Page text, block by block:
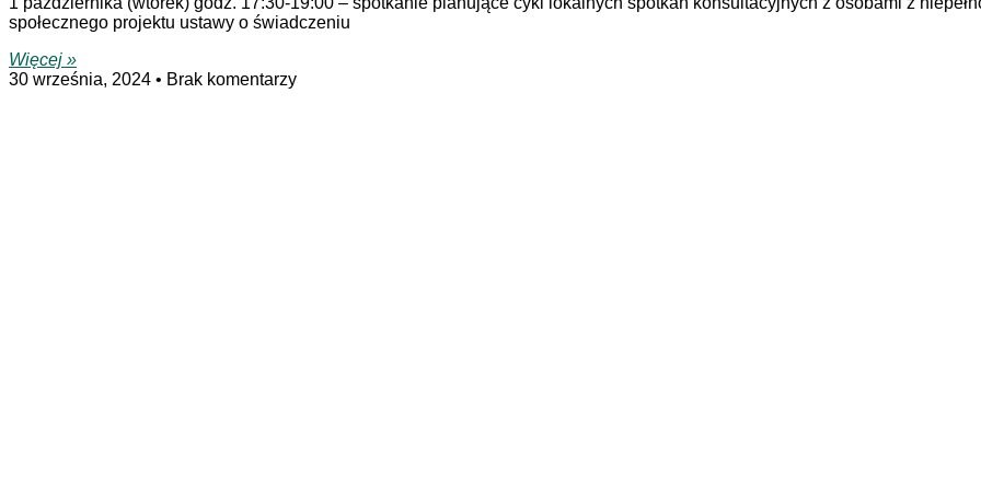
społecznego projektu ustawy o świadczeniu
Więcej »
30 września, 2024
Brak komentarzy